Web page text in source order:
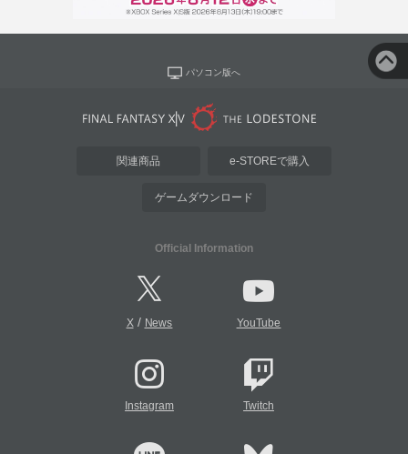
パソコン版へ
関連商品 e-STOREで購入
ゲームダウンロード
Official Information
X/ News YouTube
Instagram Twitch